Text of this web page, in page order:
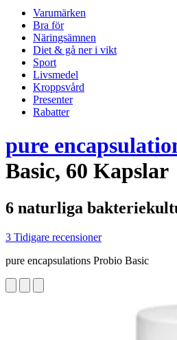
Varumärken
Bra för
Näringsämnen
Diet & gå ner i vikt
Sport
Livsmedel
Kroppsvård
Presenter
Rabatter
pure
Basic, 60 Kapslar
6 naturliga
3 Tidigare recensioner
pure encapsulations Probio Basic